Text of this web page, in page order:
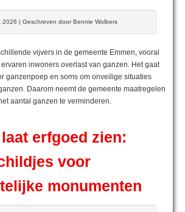
2026 | Geschreven door Bennie Wolbers
vijvers in de gemeente Emmen, vooral
inwoners overlast van ganzen. Het gaat
ganzenpoep en soms om onveilige situaties
Daarom neemt de gemeente maatregelen
aantal ganzen te verminderen.
erfgoed zien:
voor
monumenten